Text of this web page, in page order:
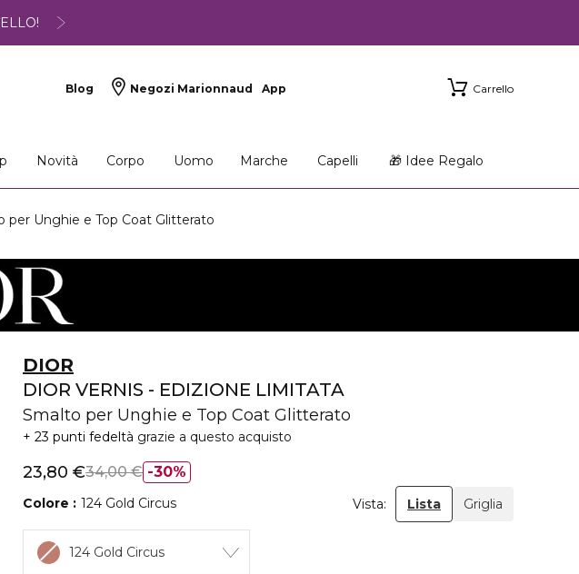
Blog Negozi Marionnaud App Carrello
Novità Corpo Uomo Marche Capelli 🎁 Idee Regalo
per Unghie e Top Coat Glitterato
DIOR
DIOR VERNIS - EDIZIONE LIMITATA
Smalto per Unghie e Top Coat Glitterato
23 punti fedeltà grazie a questo acquisto
30%
23,80 €34,00 €
Colore 124 Gold Circus Vista: Lista Griglia
124 Gold Circus